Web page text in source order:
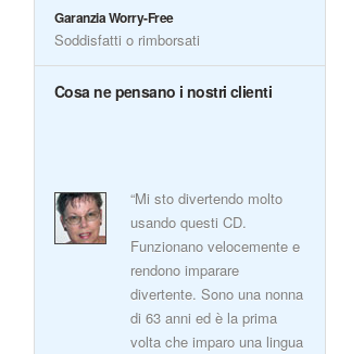
Garanzia Worry-Free
Soddisfatti o rimborsati
Cosa ne pensano i nostri clienti
“Mi sto divertendo molto
usando questi CD.
Funzionano velocemente e
rendono imparare
divertente. Sono una nonna
di 63 anni ed è la prima
volta che imparo una lingua